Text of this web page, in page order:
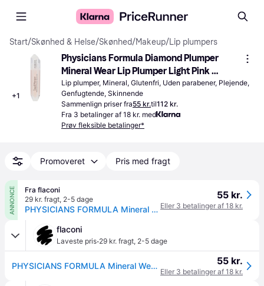
Start/Skønhed & Helse/Skønhed/Makeup/Lip plumpers
+1
Physicians Formula Diamond Plumper
Mineral Wear Lip Plumper Light Pink
Princess Cut
Lip plumper, Mineral, Glutenfri, Uden parabener, Plejende,
Genfugtende, Skinnende
Sammenlign priser fra55 kr.til112 kr.
Fra 3 betalinger af 18 kr. med
Prøv fleksible betalinger*
Promoveret Pris med fragt
ANNONCE
Fra flaconi
29 kr. fragt, 2-5 dage
PHYSICIANS FORMULA Mineral Wear® Diamond Plumper Lipgloss 5 ml Light Pink Princess Cut
55 kr.
Eller 3 betalinger af 18 kr.
flaconi
Laveste pris·29 kr. fragt, 2-5 dage
PHYSICIANS FORMULA Mineral Wear® Diamond Plumper Lipgloss 5 ml Light Pink Princess Cut 55 kr.
Eller 3 betalinger af 18 kr.